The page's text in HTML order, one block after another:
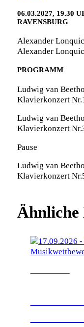
06.03.2027, 19.30
RAVENSBURG
Alexander
Alexander
PROGRAMM
Ludwig van
Klavierkonzert
Ludwig van
Klavierkonzert
Pause
Ludwig van
Klavierkonzert
Ähnliche